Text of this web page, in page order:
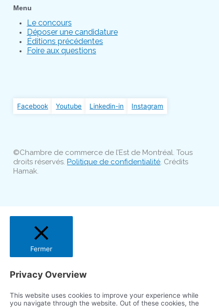
Menu
Le concours
Déposer une candidature
Éditions précédentes
Foire aux questions
Facebook Youtube Linkedin-in Instagram
©Chambre de commerce de l’Est de Montréal. Tous
droits réservés.Politique de confidentialité. Crédits
Hamak.
Fermer
Privacy Overview
This website uses cookies to improve your experience while
you navigate through the website. Out of these cookies, the